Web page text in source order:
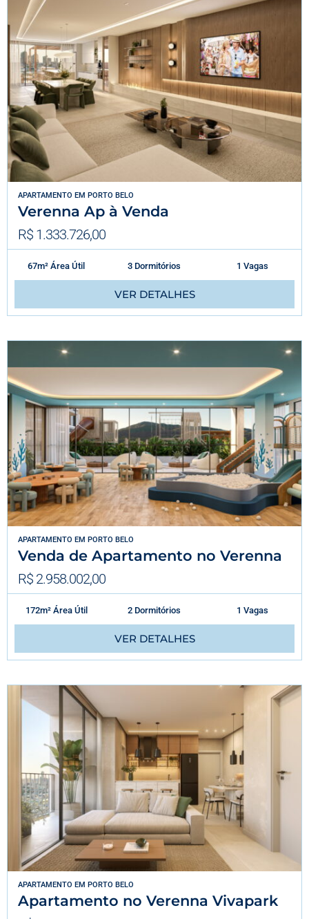
APARTAMENTO EM PORTO BELO
Verenna Ap à Venda
R$ 1.333.726,00
67m² Área Útil 3 Dormitórios 1 Vagas
VER DETALHES
APARTAMENTO EM PORTO BELO
Venda de Apartamento no Verenna
R$ 2.958.002,00
172m² Área Útil 2 Dormitórios 1 Vagas
VER DETALHES
APARTAMENTO EM PORTO BELO
Apartamento no Verenna Vivapark